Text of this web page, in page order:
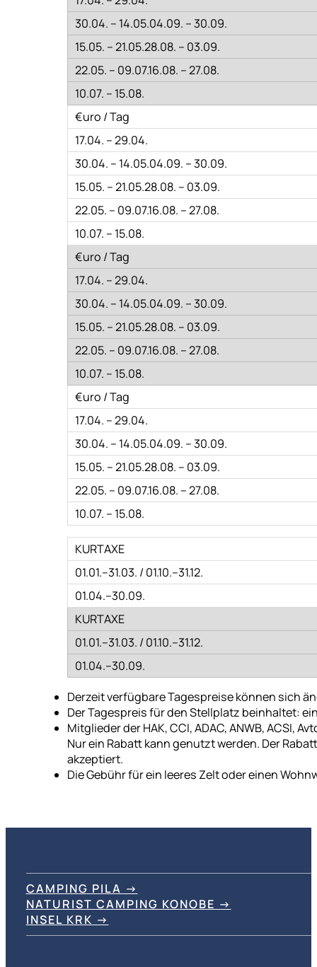
Derzeit verfügbare Tagespreise können sich
Der Tagespreis für den Stellplatz beinhaltet:
Mitglieder der HAK, CCI, ADAC, ANWB, ACSI,
Nur ein Rabatt kann genutzt werden. Der
akzeptiert.
Die Gebühr für ein leeres Zelt oder einen
CAMPING PILA →
NATURIST CAMPING KONOBE →
INSEL KRK →